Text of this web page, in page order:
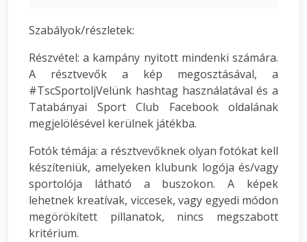
Szabályok/részletek:
Részvétel: a kampány nyitott mindenki számára.
A résztvevők a kép megosztásával, a
#TscSportoljVelünk hashtag használatával és a
Tatabányai Sport Club Facebook oldalának
megjelölésével kerülnek játékba.
Fotók témája: a résztvevőknek olyan fotókat kell
készíteniük, amelyeken klubunk logója és/vagy
sportolója látható a buszokon. A képek
lehetnek kreatívak, viccesek, vagy egyedi módon
megörökített pillanatok, nincs megszabott
kritérium.